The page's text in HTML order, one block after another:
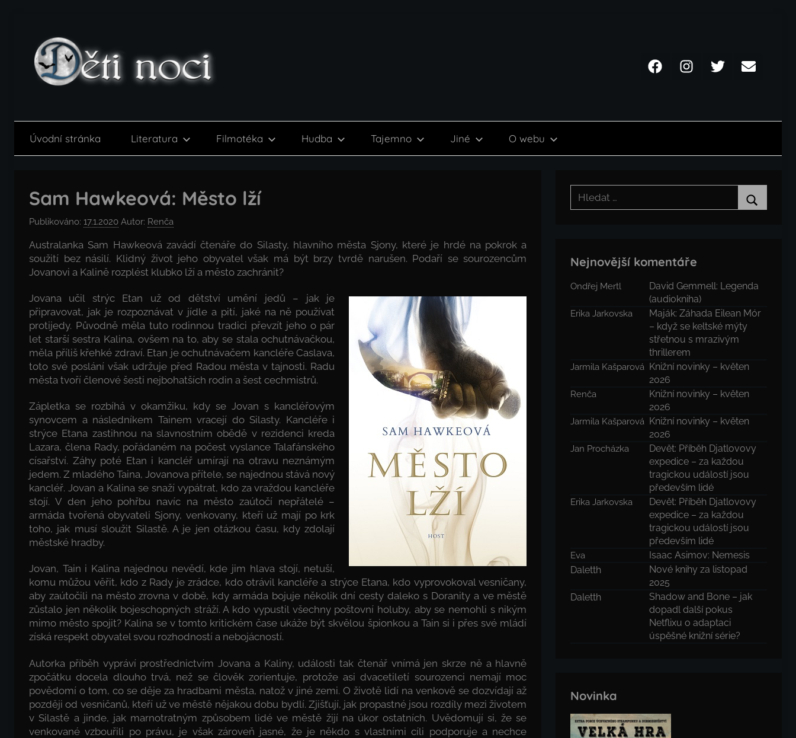
obsahu
noci
FacebookInstagramTwitterEmail
Úvodní stránka Literatura Filmotéka Hudba Tajemno Jiné O webu
Sam Hawkeová: Město lží
Publikováno: 17.1.2020 Autor: Renča
Australanka Sam Hawkeová zavádí čtenáře do Silasty, hlavního města Sjony, které je hrdé na pokrok a
soužití bez násilí. Klidný život jeho obyvatel však má být brzy tvrdě narušen. Podaří se sourozencům
Jovanovi a Kalině rozplést klubko lží a město zachránit?
Jovana učil strýc Etan už od dětství umění jedů – jak je
připravovat, jak je rozpoznávat v jídle a pití, jaké na ně používat
protijedy. Původně měla tuto rodinnou tradici převzít jeho o pár
let starší sestra Kalina, ovšem na to, aby se stala ochutnávačkou,
měla příliš křehké zdraví. Etan je ochutnávačem kancléře Caslava,
toto své poslání však udržuje před Radou města v tajnosti. Radu
města tvoří členové šesti nejbohatších rodin a šest cechmistrů.
Zápletka se rozbíhá v okamžiku, kdy se Jovan s kancléřovým
synovcem a následníkem Tainem vracejí do Silasty. Kancléře i
strýce Etana zastihnou na slavnostním obědě v rezidenci kreda
Lazara, člena Rady, pořádaném na počest vyslance Talafánského
císařství. Záhy poté Etan i kancléř umírají na otravu neznámým
jedem. Z mladého Taina, Jovanova přítele, se najednou stává nový
kancléř. Jovan a Kalina se snaží vypátrat, kdo za vraždou kancléře
stojí. V den jeho pohřbu navíc na město zaútočí nepřátelé –
armáda tvořená obyvateli Sjony, venkovany, kteří už mají po krk
toho, jak musí sloužit Silastě. A je jen otázkou času, kdy zdolají
městské hradby.
Jovan, Tain i Kalina najednou nevědí, kde jim hlava stojí, netuší,
komu můžou věřit, kdo z Rady je zrádce, kdo otrávil kancléře a strýce Etana, kdo vyprovokoval vesničany,
aby zaútočili na město zrovna v době, kdy armáda bojuje několik dní cesty daleko s Doranity a ve městě
zůstalo jen několik bojeschopných stráží. A kdo vypustil všechny poštovní holuby, aby se nemohli s nikým
mimo město spojit? Kalina se v tomto kritickém čase ukáže být skvělou špionkou a Tain si i přes své mládí
získá respekt obyvatel svou rozhodností a nebojácností.
Autorka příběh vypráví prostřednictvím Jovana a Kaliny, události tak čtenář vnímá jen skrze ně a hlavně
zpočátku docela dlouho trvá, než se člověk zorientuje, protože asi dvacetiletí sourozenci nemají moc
povědomí o tom, co se děje za hradbami města, natož v jiné zemi. O životě lidí na venkově se dozvídají až
později od vesničanů, kteří už ve městě nějakou dobu bydlí. Zjišťují, jak propastné jsou rozdíly mezi životem
v Silastě a jinde, jak marnotratným způsobem lidé ve městě žijí na úkor ostatních. Uvědomují si, že se
venkované vzbouřili po právu, je však zároveň jasné, že je někdo s vlastními cíli podporuje a nechce
Hledat:
Nejnovější komentáře
Ondřej Mertl
David Gemmell: Legenda
(audiokniha)
Erika Jarkovska
Maják: Záhada Eilean Mór
– když se keltské mýty
střetnou s mrazivým
thrillerem
Jarmila Kašparová Knižní novinky – květen
2026
Renča
Knižní novinky – květen
2026
Jarmila Kašparová Knižní novinky – květen
2026
Jan Procházka
Devět: Příběh Djatlovovy
expedice – za každou
tragickou událostí jsou
především lidé
Erika Jarkovska
Devět: Příběh Djatlovovy
expedice – za každou
tragickou událostí jsou
především lidé
Eva
Isaac Asimov: Nemesis
Daletth
Nové knihy za listopad
2025
Daletth
Shadow and Bone – jak
dopadl další pokus
Netflixu o adaptaci
úspěšné knižní série?
Novinka